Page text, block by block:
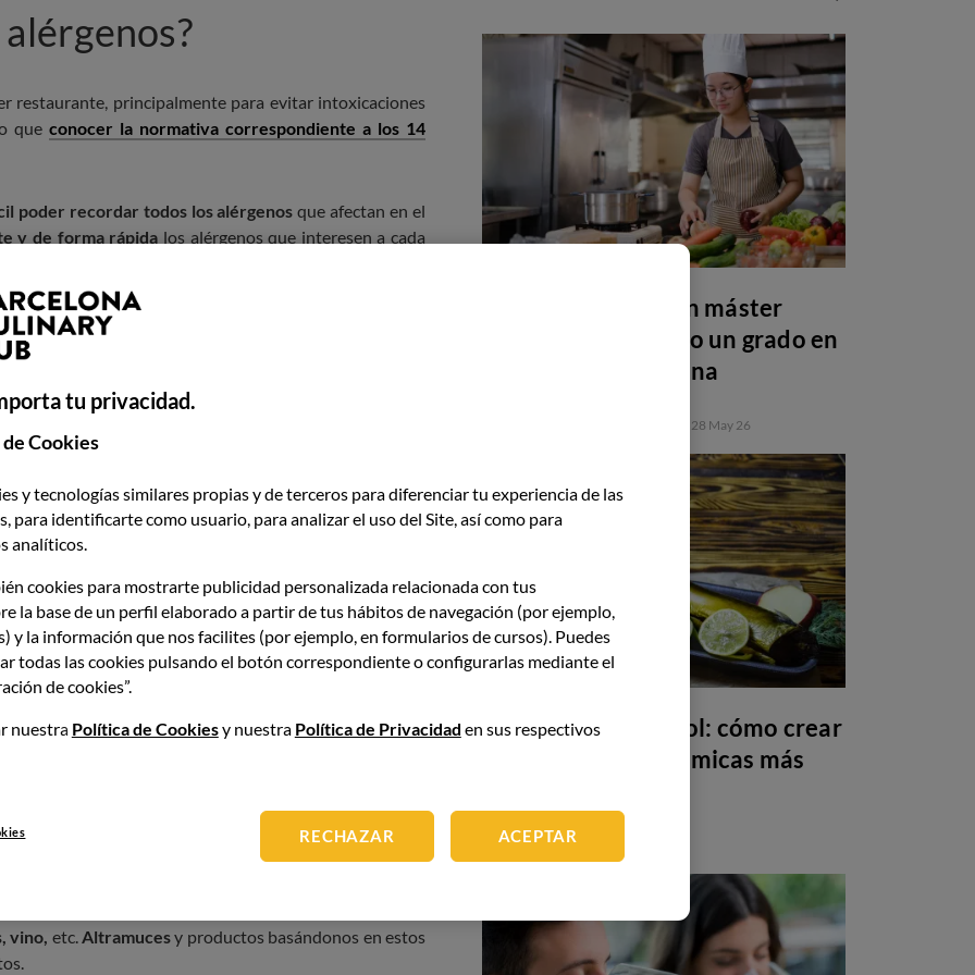
restaurante, principalmente para evitar intoxicaciones
que conocer la normativa correspondiente a los 14
poder recordar todos los alérgenos que afectan en el
y de forma rápida los alérgenos que interesen a cada
alérgenos esté
los propios clientes tengan
disponer de las tablas de alérgenos del menú
alimentarios?
de manera clara y directa la presencia de posibles
alimenticio o en el menúde un local destinado a la
nueces
de la tabla de alérgenos son el
vino, etc.Altramucesy productos basándonos en estos
Por qué estudiar un máster
después de una FP o un grado en
gastronomía y cocina
28 May 26
Maridaje sin alcohol: cómo crear
armonías gastronómicas más
GASTRONOMÍA
tu privacidad.
Cookies
y tecnologías similares propias y de terceros para diferenciar tu experiencia de las
para identificarte como usuario, para analizar el uso del Site, así como para
analíticos.
cookies para mostrarte publicidad personalizada relacionada con tus
la base de un perfil elaborado a partir de tus hábitos de navegación (por ejemplo,
y la información que nos facilites (por ejemplo, en formularios de cursos). Puedes
todas las cookies pulsando el botón correspondiente o configurarlas mediante el
de cookies”.
nuestra Política de Cookiesy nuestra Política de Privacidad en sus respectivos
RECHAZAR ACEPTAR